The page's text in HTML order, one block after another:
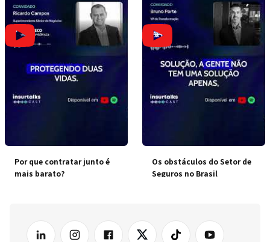
Por que contratar junto é
mais barato?
Os obstáculos do Setor de
Seguros no Brasil